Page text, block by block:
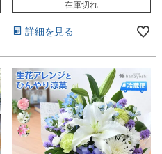
在庫切れ
詳細を見る